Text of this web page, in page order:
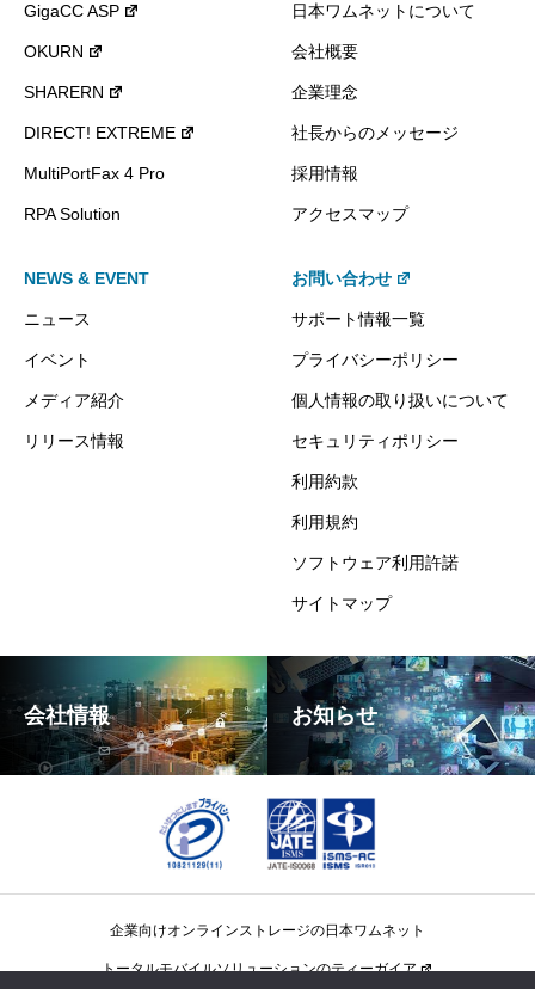
GigaCC ASP
OKURN
SHARERN
DIRECT! EXTREME
MultiPortFax 4 Pro
RPA Solution
日本ワムネットについて
会社概要
企業理念
社長からのメッセージ
採用情報
アクセスマップ
NEWS & EVENT
ニュース
イベント
メディア紹介
リリース情報
お問い合わせ
サポート情報一覧
プライバシーポリシー
個人情報の取り扱いについて
セキュリティポリシー
利用約款
利用規約
ソフトウェア利用許諾
サイトマップ
会社情報 お知らせ
企業向けオンラインストレージの日本ワムネット
トータルモバイルソリューションのティーガイア